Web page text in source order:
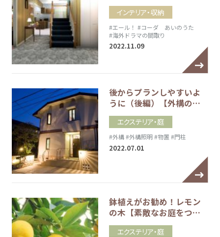
インテリア・収納
#エール！ #コーダ あいのうた
#海外ドラマの間取り
2022.11.09
後からプランしやすいよ
うに（後編）【外構の…
エクステリア・庭
#外構#外構照明 #物置 #門柱
2022.07.01
鉢植えがお勧め！レモン
の木【素敵なお庭をつ…
エクステリア・庭